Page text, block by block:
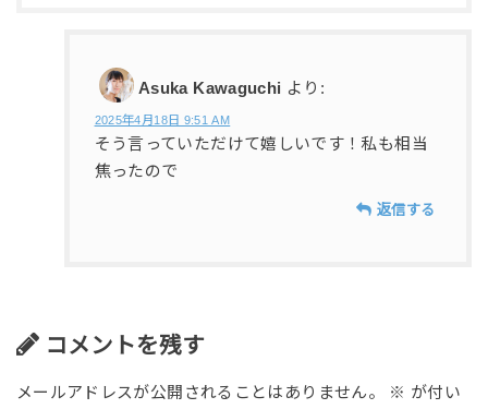
Asuka Kawaguchi より:
2025年4月18日 9:51 AM
そう言っていただけて嬉しいです！私も相当
焦ったので
返信する
コメントを残す
メールアドレスが公開されることはありません。 ※ が付い